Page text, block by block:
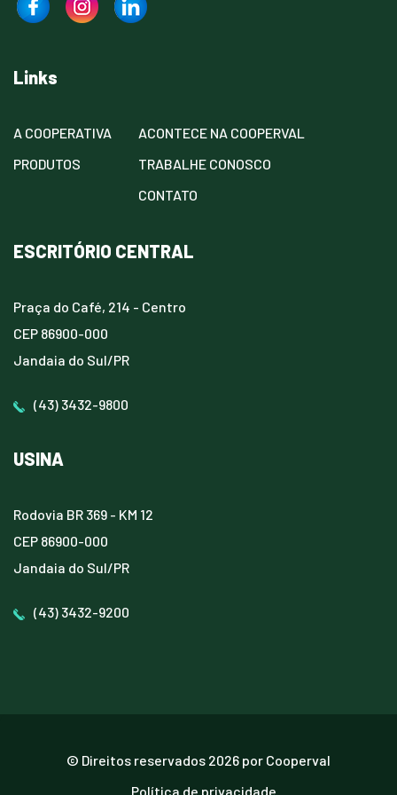
Links
A COOPERATIVA
PRODUTOS
ACONTECE NA COOPERVAL
TRABALHE CONOSCO
CONTATO
ESCRITÓRIO CENTRAL
Praça do Café, 214 - Centro
CEP 86900-000
Jandaia do Sul/PR
(43) 3432-9800
USINA
Rodovia BR 369 - KM 12
CEP 86900-000
Jandaia do Sul/PR
(43) 3432-9200
© Direitos reservados 2026 por Cooperval
Política de privacidade